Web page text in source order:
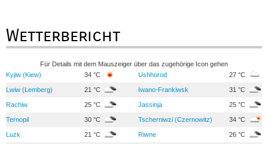
Wetterbericht
Für Details mit dem Mauszeiger über das zugehörige Icon gehen
Kyjiw (Kiew)
34 °C Ushhorod 27 °C
Lwiw (Lemberg) 21 °C Iwano-Frankiwsk 31 °C
Rachiw 25 °C Jassinja 25 °C
Ternopil 30 °C Tscherniwzi (Czernowitz) 34 °C
Luzk 21 °C Riwne 26 °C